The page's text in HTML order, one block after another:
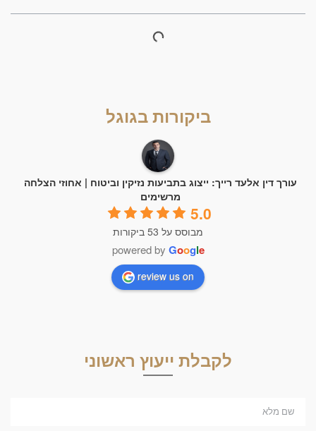
ביקורות בגוגל
עורך דין אלעד רייך: ייצוג בתביעות נזיקין וביטוח | אחוזי הצלחה
מרשימים
5.0
מבוסס על 53 ביקורות
powered by Google
review us on
לקבלת ייעוץ ראשוני